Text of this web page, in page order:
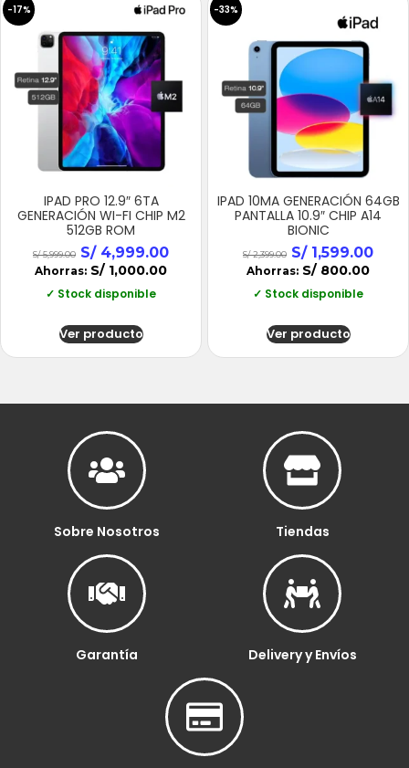
-17%
IPAD PRO 12.9″ 6TA
GENERACIÓN WI-FI CHIP M2
512GB ROM
S/5,999.00 S/4,999.00
Ahorras: S/ 1,000.00
✓ Stock disponible
Ver producto
-33%
IPAD 10MA GENERACIÓN 64GB
PANTALLA 10.9″ CHIP A14
BIONIC
S/2,399.00 S/1,599.00
Ahorras: S/ 800.00
✓ Stock disponible
Ver producto
Sobre Nosotros Tiendas
Garantía Delivery y Envíos